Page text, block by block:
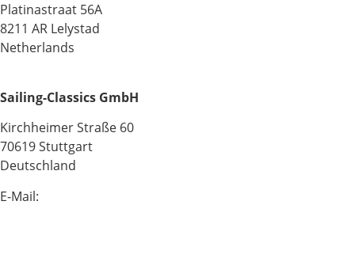
Platinastraat 56A
8211 AR Lelystad
Netherlands
Sailing-Classics GmbH
Kirchheimer Straße 60
70619 Stuttgart
Deutschland
E-Mail: